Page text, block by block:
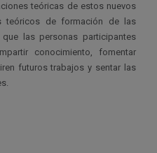
teóricas de estos nuevos
teóricos de formación de las
las personas participantes
conocimiento, fomentar
futuros trabajos y sentar las